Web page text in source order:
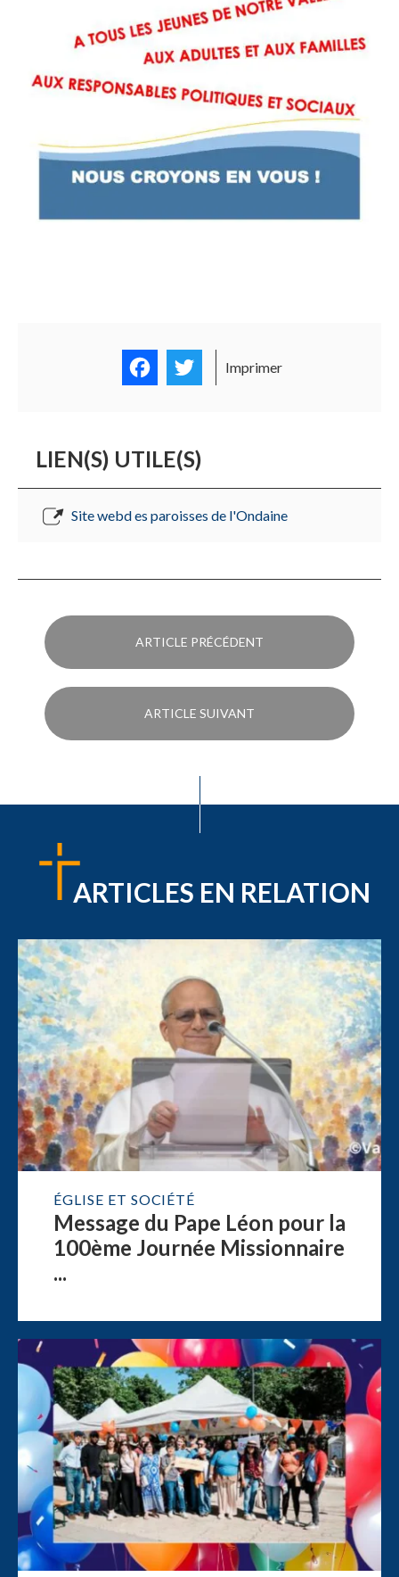
FacebookTwitter
Imprimer
LIEN(S) UTILE(S)
Site webd es paroisses de l'Ondaine
ARTICLE PRÉCÉDENT
ARTICLE SUIVANT
ARTICLES EN RELATION
ÉGLISE ET SOCIÉTÉ
Message du Pape Léon pour la
100ème Journée Missionnaire
...